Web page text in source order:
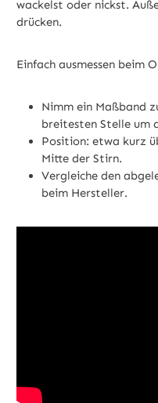
wackelst oder nickst.
drücken.
Einfach ausmessen beim
Nimm ein Maßband
breitesten Stelle um
Position: etwa kurz
Mitte der Stirn.
Vergleiche den
beim Hersteller.